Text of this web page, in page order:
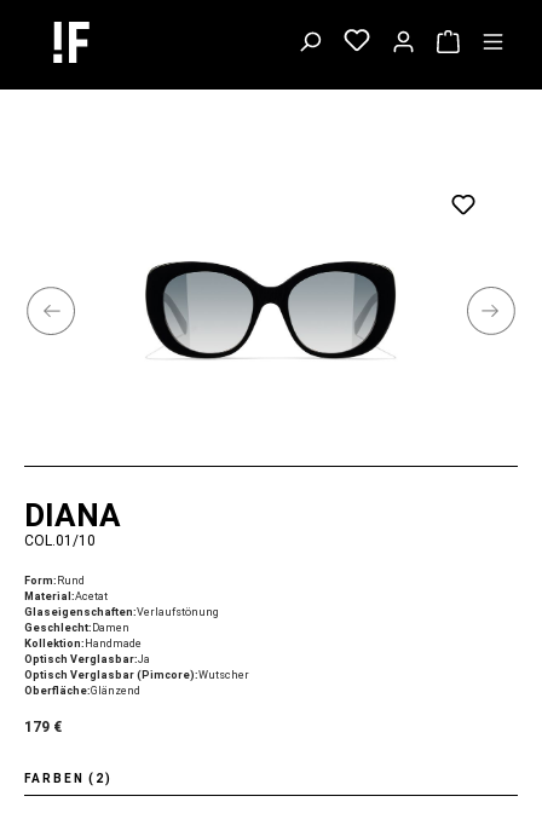
DIANA
COL.01/10
Form: Rund
Material:Acetat
Glaseigenschaften:Verlaufstönung
Geschlecht: Damen
Kollektion: Handmade
Optisch Verglasbar:Ja
Optisch Verglasbar (Pimcore):Wutscher
Oberfläche:Glänzend
179 €
FARBEN (2)